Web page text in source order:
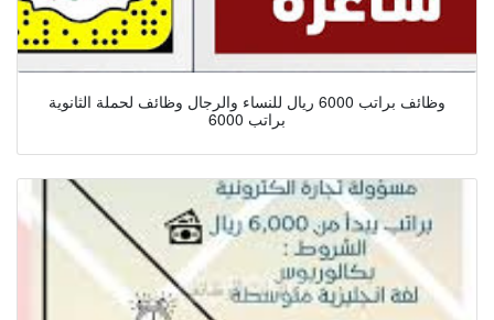
وظائف براتب 6000 ريال للنساء والرجال وظائف لحملة الثانوية
براتب 6000